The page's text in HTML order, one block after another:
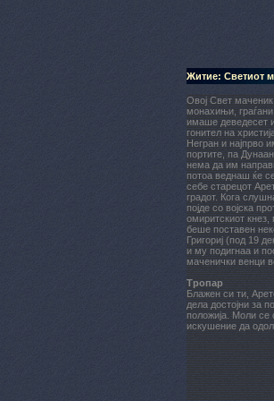
Житие: Светиот
Овој Свет
монахињи,
имаше деведесет
гонител на
Негран и најпрво
портите, па
нема да им
потоа веднаш ќе
себе старецот
градот. Кога
појде со војска
омиритскиот кнез,
беше поставен
Григориј (под 19
и му подигнаа и
маченички венци
Тропар
Блажен си ти,
дела достојни за
положија. Моли се
искушение да